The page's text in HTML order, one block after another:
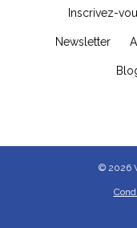
Inscrivez-
Newsletter
© 2026